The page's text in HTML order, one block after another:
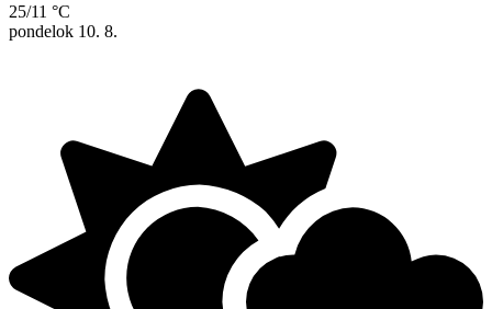
25/11 °C
pondelok 10. 8.